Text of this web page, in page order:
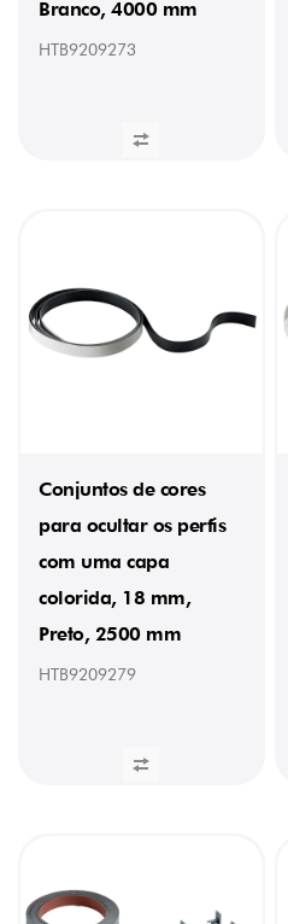
Branco, 4000 mm
HTB9209273
Conjuntos de cores
para ocultar os perfis
com uma capa
colorida, 18 mm,
Preto, 2500 mm
HTB9209279